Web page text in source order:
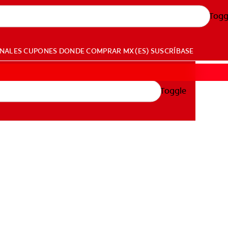
CUPONES DONDE COMPRAR MX (ES) SUSCRÍBASE
Toggle